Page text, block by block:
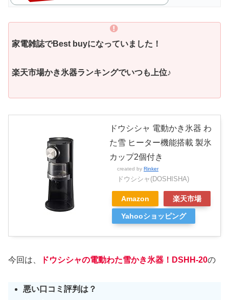
家電雑誌でBest buyになっていました！
楽天市場かき氷器ランキングでいつも上位♪
ドウシシャ 電動かき氷器 わ
た雪 ヒーター機能搭載 製氷
カップ2個付き
created by Rinker
ドウシシャ(DOSHISHA)
Amazon 楽天市場
Yahooショッピング
今回は、 ドウシシャの電動わた雪かき氷器！DSHH-20の
悪い口コミ評判は？